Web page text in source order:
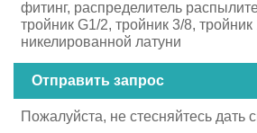
фитинг, распределитель
тройник G1/2, тройник 3/8,
никелированной латуни
Отправить запрос
Пожалуйста, не стесняйтесь дать